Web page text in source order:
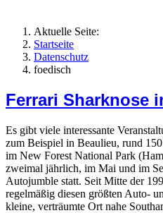
Aktuelle Seite:
Startseite
Datenschutz
foedisch
Ferrari Sharknose
Es gibt viele interessante
zum Beispiel in Beaulieu, rund
im New Forest National Park
zweimal jährlich, im Mai und im
Autojumble statt. Seit Mitte der
regelmäßig diesen größten Auto-
kleine, verträumte Ort nahe